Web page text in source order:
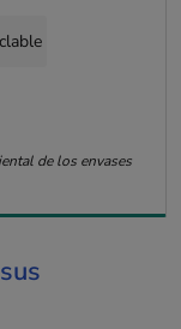
de los envases